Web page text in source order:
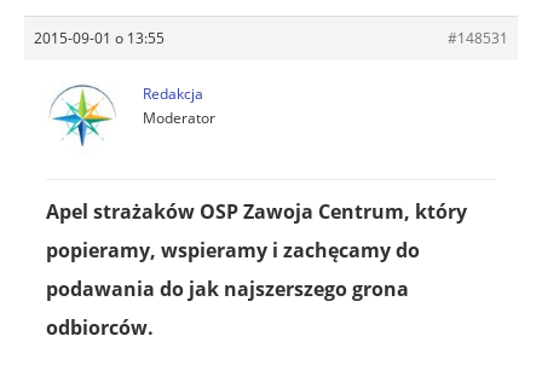
2015-09-01 o 13:55 #148531
Redakcja
Moderator
Apel strażaków OSP Zawoja Centrum, który
popieramy, wspieramy i zachęcamy do
podawania do jak najszerszego grona
odbiorców.